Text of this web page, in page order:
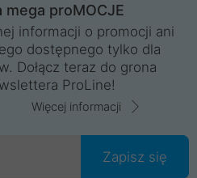
Gliwice, Kalisz, Bytom,
obsługa!
polskim kapitałem. Działamy
kraju! Posiadamy siedzibę
na terenie kraju. Cała
ProLine jest
zakup notebooka albo laptopa w
i pełne bezpieczeństwo.
i części komputerowe
mega proMOCJE
informacji o promocji ani
dostępnego tylko dla
Dołącz teraz do grona
ProLine!
Więcej informacji
Zapisz się